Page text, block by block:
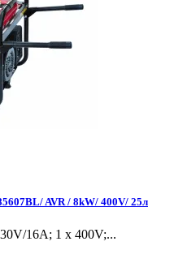
AVR / 8kW/ 400V/ 25л
16A; 1 x 400V;...